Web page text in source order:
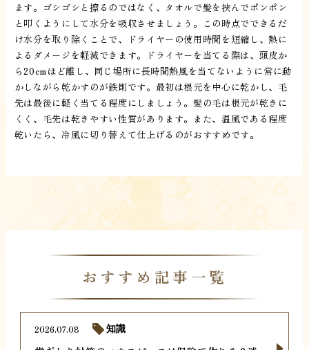
ます。ゴシゴシと擦るのではなく、タオルで髪を挟んでポンポン
と叩くようにして水分を吸収させましょう。この時点でできるだ
け水分を取り除くことで、ドライヤーの使用時間を短縮し、熱に
よるダメージを軽減できます。ドライヤーを当てる際は、頭皮か
ら20cmほど離し、同じ場所に長時間熱風を当てないように常に動
かしながら乾かすのが鉄則です。最初は根元を中心に乾かし、毛
先は最後に軽く当てる程度にしましょう。髪の毛は根元が乾きに
くく、毛先は乾きやすい性質があります。また、温風である程度
乾いたら、冷風に切り替えて仕上げるのがおすすめです。
おすすめ記事一覧
2026.07.08 知識